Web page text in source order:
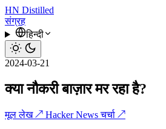
HN Distilled
संग्रह
हिन्दी
2024-03-21
क्या नौकरी बाज़ार मर रहा है?
मूल लेख ↗ Hacker News चर्चा ↗